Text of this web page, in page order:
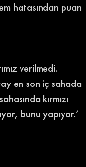
hatasından puan
verilmedi.
en son iç sahada
kırmızı
bunu yapıyor.’